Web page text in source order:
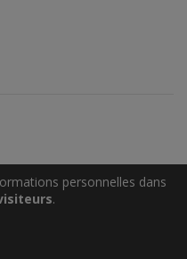
personnelles dans
.